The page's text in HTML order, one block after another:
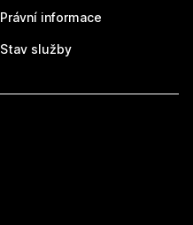
Právní informace
Stav služby